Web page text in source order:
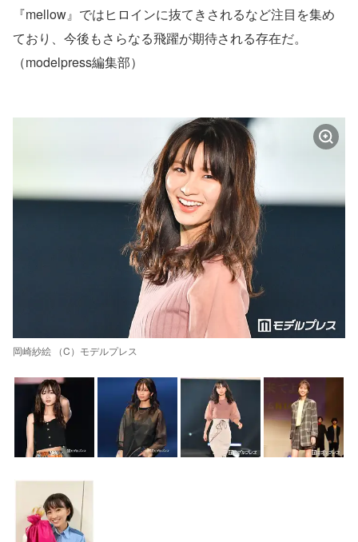
『mellow』ではヒロインに抜てきされるなど注目を集め
ており、今後もさらなる飛躍が期待される存在だ。
（modelpress編集部）
岡崎紗絵 （C）モデルプレス